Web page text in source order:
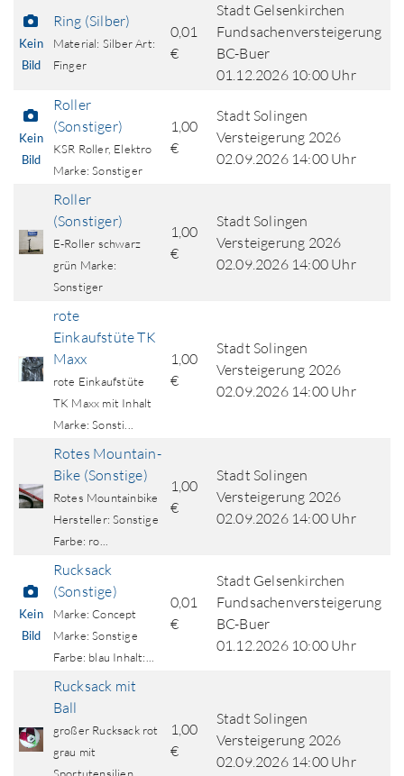
Kein
Bild
Ring (Silber)
Material: Silber Art:
Finger
0,01
€
Stadt Gelsenkirchen
Fundsachenversteigerung
BC-Buer
01.12.2026 10:00 Uhr
Kein
Bild
Roller
(Sonstiger)
KSR Roller, Elektro
Marke: Sonstiger
1,00
€
Stadt Solingen
Versteigerung 2026
02.09.2026 14:00 Uhr
Roller
(Sonstiger)
E-Roller schwarz
grün Marke:
Sonstiger
1,00
€
Stadt Solingen
Versteigerung 2026
02.09.2026 14:00 Uhr
rote
Einkaufstüte TK
Maxx
rote Einkaufstüte
TK Maxx mit Inhalt
Marke: Sonsti...
1,00
€
Stadt Solingen
Versteigerung 2026
02.09.2026 14:00 Uhr
Rotes Mountain-
Bike (Sonstige)
Rotes Mountainbike
Hersteller: Sonstige
Farbe: ro...
1,00
€
Stadt Solingen
Versteigerung 2026
02.09.2026 14:00 Uhr
Kein
Bild
Rucksack
(Sonstige)
Marke: Concept
Marke: Sonstige
Farbe: blau Inhalt:...
0,01
€
Stadt Gelsenkirchen
Fundsachenversteigerung
BC-Buer
01.12.2026 10:00 Uhr
Rucksack mit
Ball
großer Rucksack rot
grau mit
1,00
€
Stadt Solingen
Versteigerung 2026
02.09.2026 14:00 Uhr